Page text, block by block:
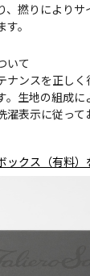
、撚りにより
。
いて
ナンスを正しく
。生地の組成に
表示に従って
ックス（有料